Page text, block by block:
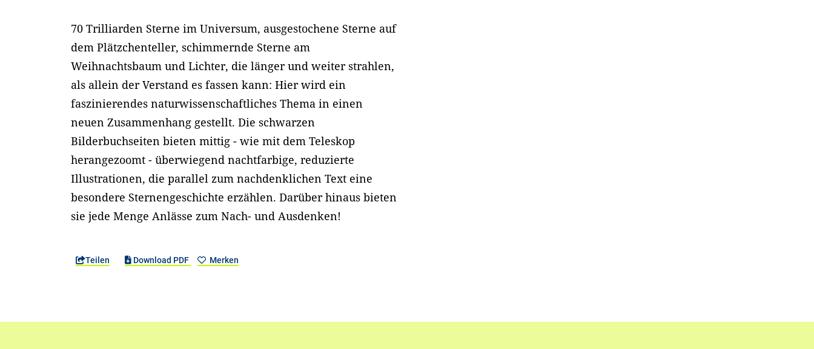
70 Trilliarden Sterne im Universum, ausgestochene Sterne auf
dem Plätzchenteller, schimmernde Sterne am
Weihnachtsbaum und Lichter, die länger und weiter strahlen,
als allein der Verstand es fassen kann: Hier wird ein
faszinierendes naturwissenschaftliches Thema in einen
neuen Zusammenhang gestellt. Die schwarzen
Bilderbuchseiten bieten mittig - wie mit dem Teleskop
herangezoomt - überwiegend nachtfarbige, reduzierte
Illustrationen, die parallel zum nachdenklichen Text eine
besondere Sternengeschichte erzählen. Darüber hinaus bieten
sie jede Menge Anlässe zum Nach- und Ausdenken!
Teilen Download PDF Merken